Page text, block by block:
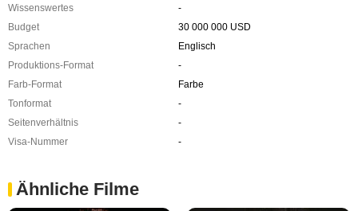
Wissenswertes
-
Budget
30 000 000 USD
Sprachen
Englisch
Produktions-Format
-
Farb-Format
Farbe
Tonformat
-
Seitenverhältnis
-
Visa-Nummer
-
Ähnliche Filme